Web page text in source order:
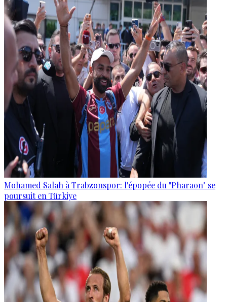
Mohamed Salah à Trabzonspor: l'épopée du "Pharaon" se
poursuit en Türkiye